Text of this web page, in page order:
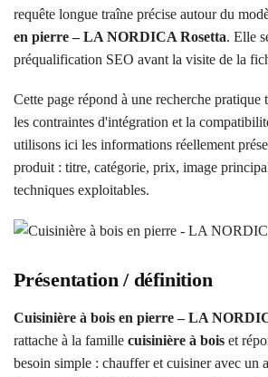
requête longue traîne précise autour du
en pierre – LA NORDICA Rosetta. Elle
préqualification SEO avant la visite de la
Cette page répond à une recherche pratique
les contraintes d'intégration et la
utilisons ici les informations réellement
produit : titre, catégorie, prix, image
techniques exploitables.
Présentation / définition
Cuisinière à bois en pierre – LA
rattache à la famille cuisinière à bois et
besoin simple : chauffer et cuisiner avec un